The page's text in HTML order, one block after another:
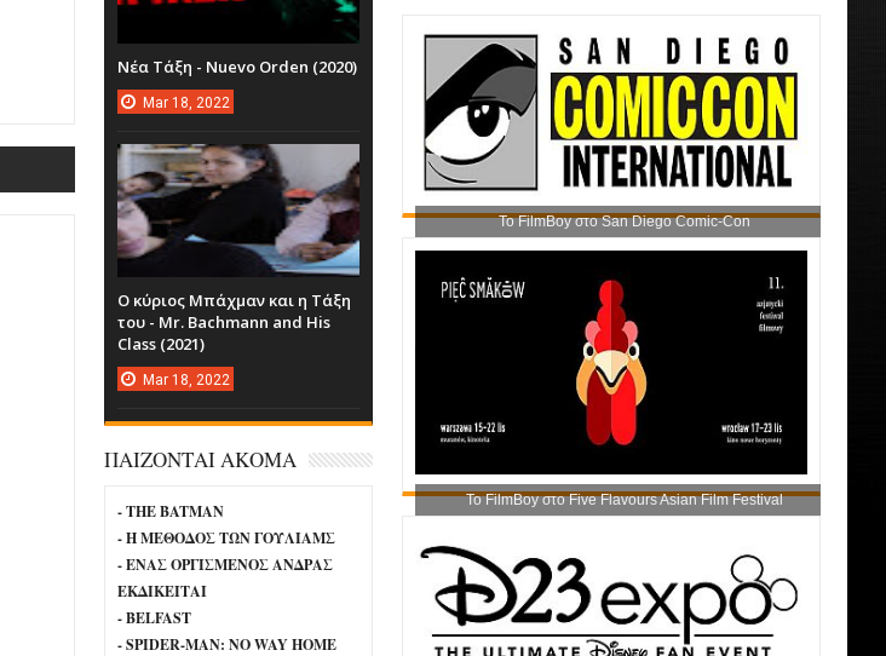
Το FilmBoy στο San Diego Comic-Con
Το FilmBoy στο Five Flavours Asian Film Festival
Νέα Τάξη - Nuevo Orden (2020)
Mar 18, 2022
Ο κύριος Μπάχμαν και η Τάξη
του - Mr. Bachmann and His
Class (2021)
Mar 18, 2022
ΠΑΙΖΟΝΤΑΙ ΑΚΟΜΑ
- THE BATMAN
- Η ΜΕΘΟΔΟΣ ΤΩΝ ΓΟΥΛΙΑΜΣ
- ΕΝΑΣ ΟΡΓΙΣΜΕΝΟΣ ΑΝΔΡΑΣ
ΕΚΔΙΚΕΙΤΑΙ
- BELFAST
- SPIDER-MAN: NO WAY HOME